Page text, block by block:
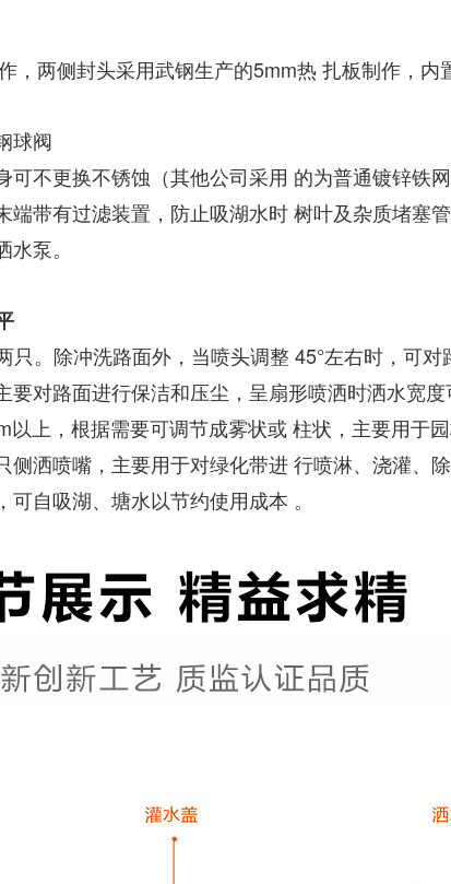
，两侧封头采用武钢生产的5mm热 扎板制作，
球阀
不更换不锈蚀（其他公司采用 的为普通镀锌铁
带有过滤装置，防止吸湖水时 树叶及杂质堵塞管
泵。
只。除冲洗路面外，当喷头调整 45°左右时，可对
对路面进行保洁和压尘，呈扇形喷洒时洒水宽度
上，根据需要可调节成雾状或 柱状，主要用于
洒喷嘴，主要用于对绿化带进 行喷淋、浇灌、
自吸湖、塘水以节约使用成本 。